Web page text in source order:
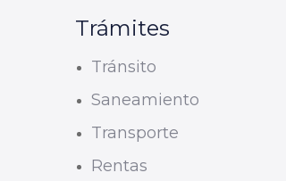
Trámites
Tránsito
Saneamiento
Transporte
Rentas